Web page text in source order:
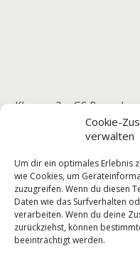
Cookie-
verwalten
Um dir ein optimales Erlebnis
wie Cookies, um
zuzugreifen. Wenn du diesen
Daten wie das Surfverhalten
verarbeiten. Wenn du deine
zurückziehst, können
beeinträchtigt werden.
Klassen 2 – GS
Vorheriger Beitrag
Frühjahrslauf 2025